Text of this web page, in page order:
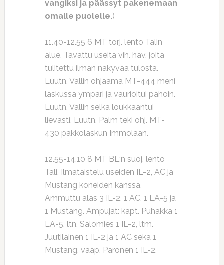
vangiksi ja päässyt pakenemaan
omalle puolelle.)
11.40-12.55 6 MT torj. lento Talin
alue. Tavattu useita vih. häv. joita
tulitettu ilman näkyvää tulosta.
Luutn. Vallin ohjaama MT-444 meni
laskussa ympäri ja vaurioitui pahoin.
Luutn. Vallin selkä loukkaantui
lievästi. Luutn. Palm teki ohj. MT-
430 pakkolaskun Immolaan.
12.55-14.10 8 MT BL:n suoj. lento
Tali. Ilmataistelu useiden IL-2, AC ja
Mustang koneiden kanssa.
Ammuttu alas 3 IL-2, 1 AC, 1 LA-5 ja
1 Mustang. Ampujat: kapt. Puhakka 1
LA-5, ltn. Salomies 1 IL-2, ltm.
Juutilainen 1 IL-2 ja 1 AC sekä 1
Mustang, vääp. Paronen 1 IL-2.